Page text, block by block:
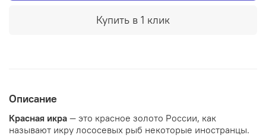
Купить в 1 клик
Описание
Красная икра — это красное золото России, как
называют икру лососевых рыб некоторые иностранцы.